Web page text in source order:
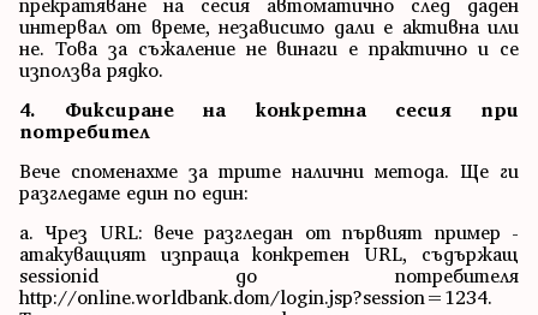
прекратяване на сесия автоматично след даден
интервал от време, независимо дали е активна или
не. Това за съжаление не винаги е практично и се
използва рядко.
4. Фиксиране на конкретна сесия при
потребител
Вече споменахме за трите налични метода. Ще ги
разгледаме един по един:
а. Чрез URL: вече разгледан от първият пример -
атакуващият изпраща конкретен URL, съдържащ
sessionid до потребителя
http://online.worldbank.dom/login.jsp?session=1234.